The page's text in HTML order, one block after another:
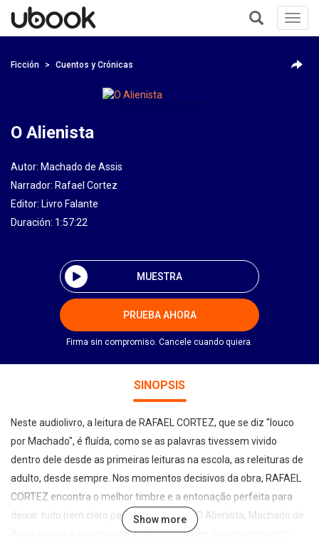
+
Ficción Cuentos y Crónicas
O Alienista
Autor: Machado de Assis
Narrador: Rafael Cortez
Editor: Livro Falante
Duración: 1:57:22
MUESTRA
PRUEBA AHORA
Firma sin compromiso. Cancele cuando quiera.
SINOPSIS
Neste audiolivro, a leitura de RAFAEL CORTEZ, que se diz "louco
por Machado", é fluída, como se as palavras tivessem vivido
dentro dele desde as primeiras leituras na escola, as releituras de
adulto, desde sempre. Nos momentos decisivos da obra, RAFAEL
CORTEZ encontra o melhor timbre e a entonação perfeita para
deixar tudo bem claro para o ouvinte. Em O Alienista, Machado de
Assis ironiza o conceito de loucura e o poder do conhecimento
Show more